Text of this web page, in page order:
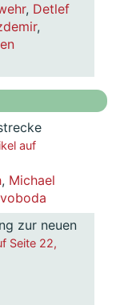
, Detlef
,
auf
, Michael
zur neuen
Seite 22,